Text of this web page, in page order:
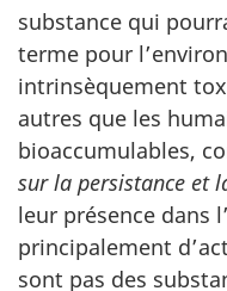
substance qui
terme pour
intrinsèquement
autres que les
bioaccumulables,
sur la persistance et
leur présence dans
principalement
sont pas des